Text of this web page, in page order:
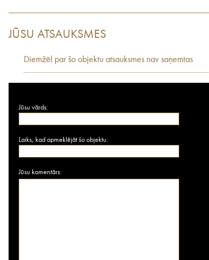
JŪSU ATSAUKSMES
Diemžēl par šo objektu atsauksmes nav saņemtas
Jūsu vārds:
Laiks, kad apmeklējāt šo objektu:
Jūsu komentārs: